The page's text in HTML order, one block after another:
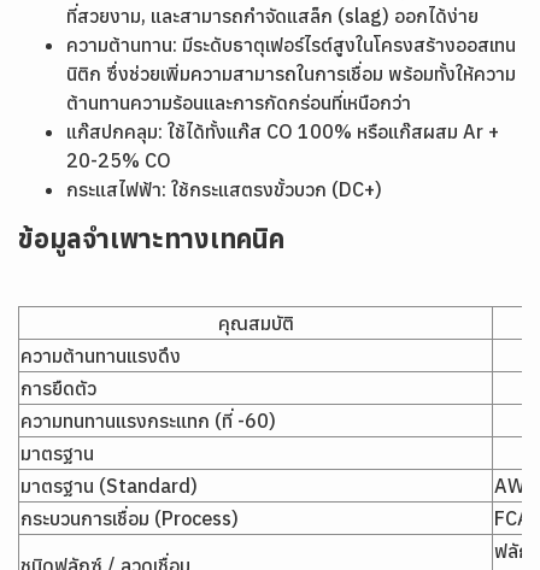
ที่สวยงาม, และสามารถกำจัดแสล็ก (slag) ออกได้ง่าย
ความต้านทาน: มีระดับธาตุเฟอร์ไรต์สูงในโครงสร้างออสเทน
นิติก ซึ่งช่วยเพิ่มความสามารถในการเชื่อม พร้อมทั้งให้ความ
ต้านทานความร้อนและการกัดกร่อนที่เหนือกว่า
แก๊สปกคลุม: ใช้ได้ทั้งแก๊ส CO 100% หรือแก๊สผสม Ar +
20-25% CO
กระแสไฟฟ้า: ใช้กระแสตรงขั้วบวก (DC+)
ข้อมูลจำเพาะทางเทคนิค
คุณสมบัติ
ความต้านทานแรงดึง
การยืดตัว
ความทนทานแรงกระแทก (ที่ -60)
มาตรฐาน
มาตรฐาน (Standard)
กระบวนการเชื่อม (Process)
ชนิดฟลักซ์ / ลวดเชื่อม
ฟลัก